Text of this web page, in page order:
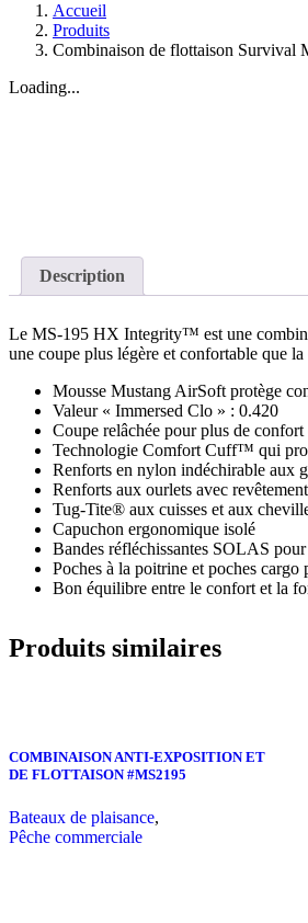
Accueil
Produits
Combinaison de flottaison Survival
Loading...
Description
Le MS-195 HX Integrity™ est une
une coupe plus légère et confortable que
Mousse Mustang AirSoft protège
Valeur « Immersed Clo » : 0.420
Coupe relâchée pour plus de
Technologie Comfort Cuff™ qui
Renforts en nylon indéchirable aux
Renforts aux ourlets avec
Tug-Tite® aux cuisses et aux
Capuchon ergonomique isolé
Bandes réfléchissantes SOLAS
Poches à la poitrine et poches cargo
Bon équilibre entre le confort et la
Produits similaires
COMBINAISON ANTI-EXPOSITION ET
DE FLOTTAISON #MS2195
Bateaux de plaisance,
Pêche commerciale